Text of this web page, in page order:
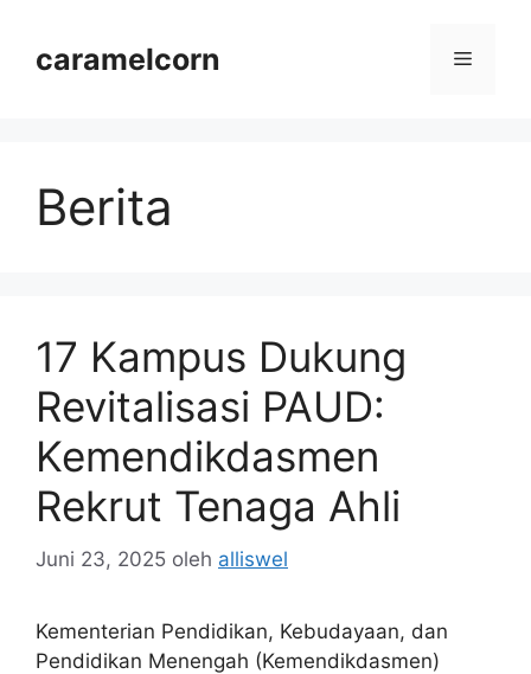
caramelcorn Menu
Berita
17 Kampus Dukung
Revitalisasi PAUD:
Kemendikdasmen
Rekrut Tenaga Ahli
Juni 23, 2025 oleh alliswel
Kementerian Pendidikan, Kebudayaan, dan
Pendidikan Menengah (Kemendikdasmen)